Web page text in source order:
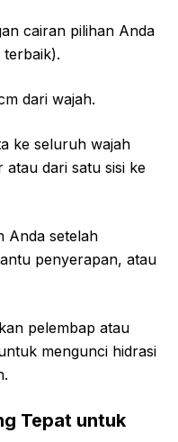
cairan pilihan Anda
dari wajah.
ke seluruh wajah
atau dari satu sisi ke
Anda setelah
penyerapan, atau
pelembap atau
mengunci hidrasi
Tepat untuk